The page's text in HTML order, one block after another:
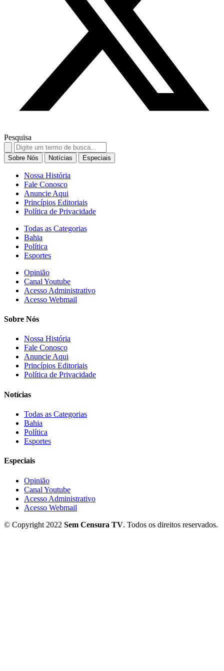
Pesquisa
Search
for:
Sobre Nós Notícias Especiais
Nossa História
Fale Conosco
Anuncie Aqui
Princípios Editoriais
Política de Privacidade
Todas as Categorias
Bahia
Política
Esportes
Opinião
Canal Youtube
Acesso Administrativo
Acesso Webmail
Sobre Nós
Nossa História
Fale Conosco
Anuncie Aqui
Princípios Editoriais
Política de Privacidade
Notícias
Todas as Categorias
Bahia
Política
Esportes
Especiais
Opinião
Canal Youtube
Acesso Administrativo
Acesso Webmail
© Copyright 2022 Sem Censura TV. Todos os direitos reservados.